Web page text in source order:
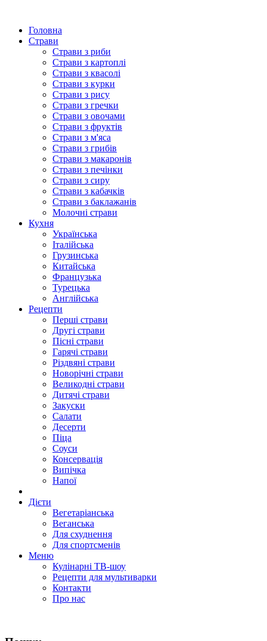
Головна
Страви
Страви з риби
Страви з картоплі
Страви з квасолі
Страви з курки
Страви з рису
Страви з гречки
Страви з овочами
Страви з фруктів
Страви з м'яса
Страви з грибів
Страви з макаронів
Страви з печінки
Страви з сиру
Страви з кабачків
Страви з баклажанів
Молочні страви
Кухня
Українська
Італійська
Грузинська
Китайська
Французька
Турецька
Англійська
Рецепти
Перші страви
Другі страви
Пісні страви
Гарячі страви
Різдвяні страви
Новорічні страви
Великодні страви
Дитячі страви
Закуски
Салати
Десерти
Піца
Соуси
Консервація
Випічка
Напої
Дієти
Вегетаріанська
Веганська
Для схуднення
Для спортсменів
Меню
Кулінарні ТВ-шоу
Рецепти для мультиварки
Контакти
Про нас